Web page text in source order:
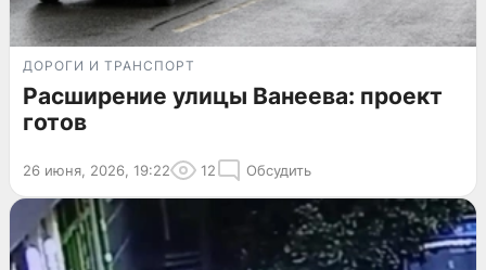
ДОРОГИ И ТРАНСПОРТ
Расширение улицы Ванеева: проект
готов
26 июня, 2026, 19:22 12 Обсудить